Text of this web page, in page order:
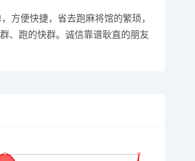
方便快捷，省去跑麻将馆的繁琐，
、跑的快群。诚信靠谱耿直的朋友